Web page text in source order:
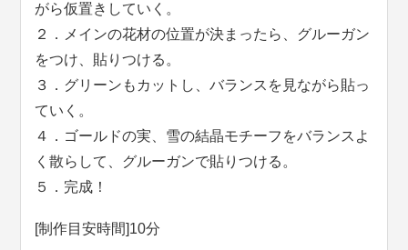
がら仮置きしていく。
２．メインの花材の位置が決まったら、グルーガン
をつけ、貼りつける。
３．グリーンもカットし、バランスを見ながら貼っ
ていく。
４．ゴールドの実、雪の結晶モチーフをバランスよ
く散らして、グルーガンで貼りつける。
５．完成！
[制作目安時間]10分